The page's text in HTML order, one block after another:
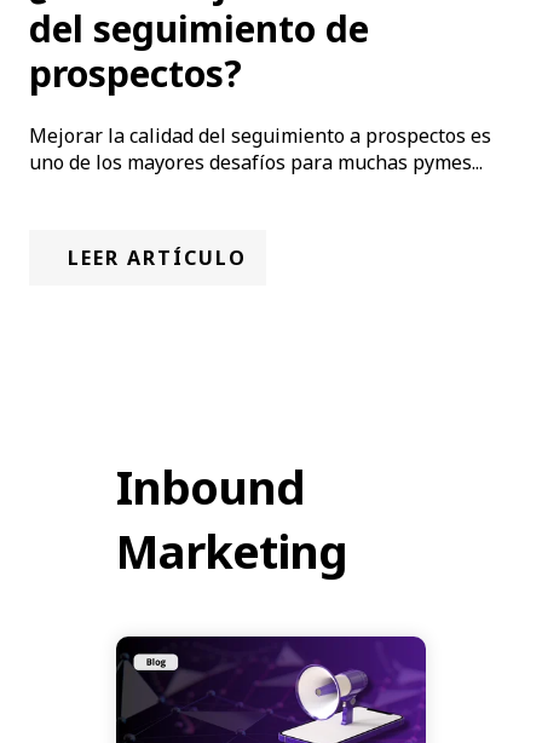
del seguimiento de
prospectos?
Mejorar la calidad del seguimiento a prospectos es
uno de los mayores desafíos para muchas pymes...
LEER ARTÍCULO
Inbound
Marketing